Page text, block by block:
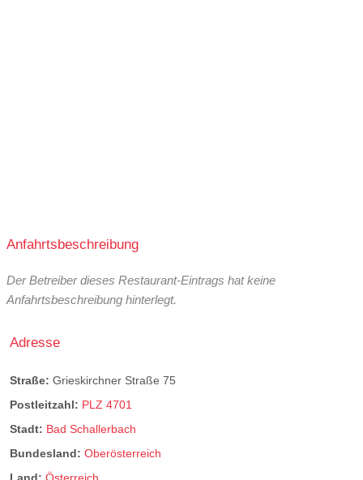
Anfahrtsbeschreibung
Der Betreiber dieses Restaurant-Eintrags hat keine
Anfahrtsbeschreibung hinterlegt.
Adresse
Straße: Grieskirchner Straße 75
Postleitzahl: PLZ 4701
Stadt: Bad Schallerbach
Bundesland: Oberösterreich